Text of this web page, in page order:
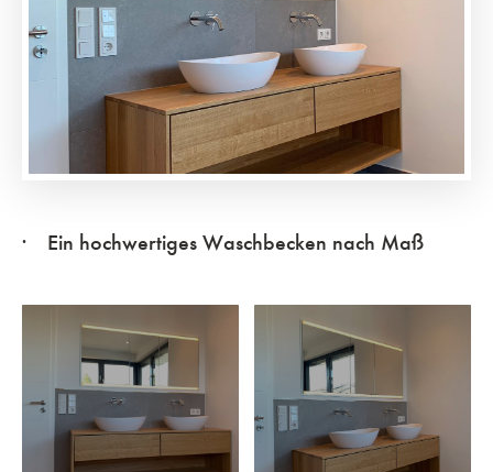
Ein hochwertiges Waschbecken nach Maß